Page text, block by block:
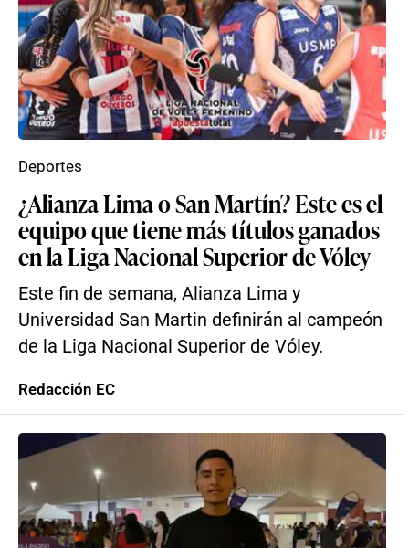
¿Alianza Lima o San Martín? Este es el
equipo que tiene más títulos ganados
en la Liga Nacional Superior de Vóley
Este fin de semana, Alianza Lima y
Universidad San Martin definirán al campeón
de la Liga Nacional Superior de Vóley.
Deportes
Redacción EC